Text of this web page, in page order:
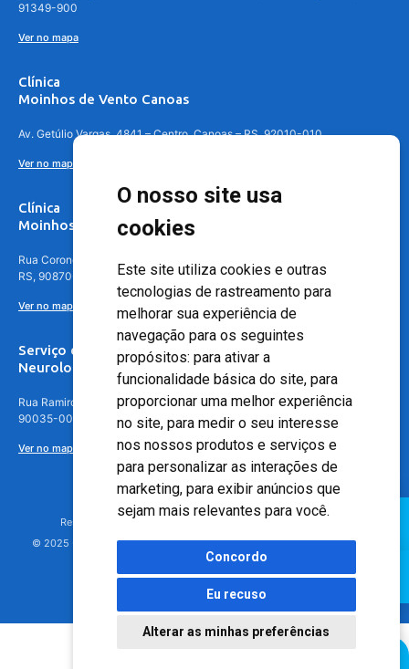
O nosso site usa
cookies
Este site utiliza cookies e outras
tecnologias de rastreamento para
melhorar sua experiência de
navegação para os seguintes
propósitos: para ativar a
funcionalidade básica do site, para
proporcionar uma melhor experiência
no site, para medir o seu interesse
nos nossos produtos e serviços e
para personalizar as interações de
marketing, para exibir anúncios que
sejam mais relevantes para você.
Concordo
Eu recuso
Alterar as minhas preferências
91349-900
Ver no mapa
Clínica
Moinhos de Vento Canoas
Av. Getúlio Vargas, 4841 – Centro, Canoas – RS, 92010-010
Ver no mapa
Clínica
Moinhos de Vento - Teresópolis
Rua Coronel Aparício Borges, 250 - 3º andar - Teresópolis, Porto Alegre -
RS, 90870-016
Ver no mapa
Serviço de
Neurologia
Rua Ramiro Barcelos, 630 – 5º andar – Floresta, Porto Alegre – RS,
90035-001
Ver no mapa
Responsável Técnico: Dr. Luiz Antonio Nasi - CREMERS 11217
© 2025 - Hospital Moinhos de Vento - Registro Empresa (CRM-RS): 425